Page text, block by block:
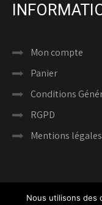
Mon compte
Panier
Conditions
RGPD
Mentions légales
Nous utilisons des